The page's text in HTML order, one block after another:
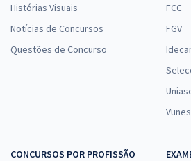
Histórias Visuais
Notícias de Concursos
Questões de Concurso
FCC
FGV
CONCURSOS POR PROFISSÃO